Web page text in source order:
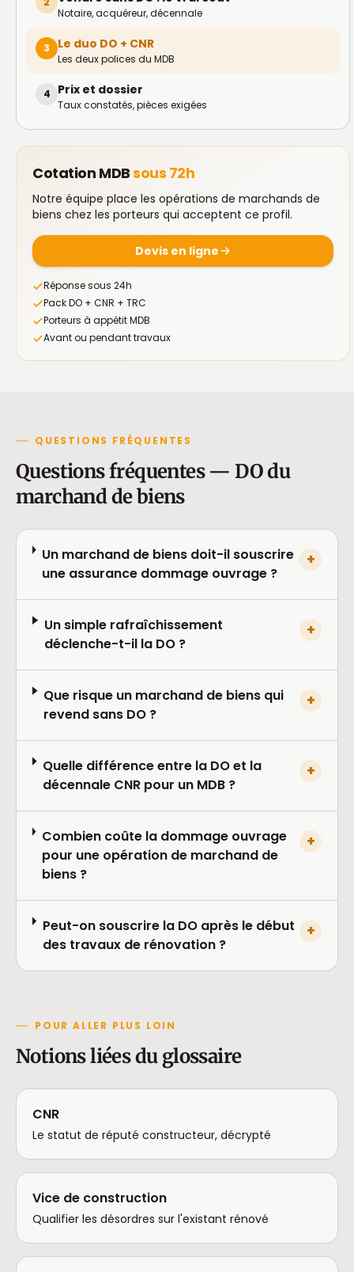
Notaire, acquéreur, décennale
3 Le duo DO + CNR
Les deux polices du MDB
4 Prix et dossier
Taux constatés, pièces exigées
Cotation MDBsous 72h
Notre équipe place les opérations de marchands de
biens chez les porteurs qui acceptent ce profil.
Devis en ligne
Réponse sous 24h
Pack DO + CNR + TRC
Porteurs à appétit MDB
Avant ou pendant travaux
QUESTIONS FRÉQUENTES
Questions fréquentes — DO du
marchand de biens
Un marchand de biens doit-il souscrire
une assurance dommage ouvrage ?
+
Un simple rafraîchissement
déclenche-t-il la DO ?
+
Que risque un marchand de biens qui
revend sans DO ?
+
Quelle différence entre la DO et la
décennale CNR pour un MDB ?
+
Combien coûte la dommage ouvrage
pour une opération de marchand de
biens ?
+
Peut-on souscrire la DO après le début
des travaux de rénovation ?
+
POUR ALLER PLUS LOIN
Notions liées du glossaire
CNR
Le statut de réputé constructeur, décrypté
Vice de construction
Qualifier les désordres sur l'existant rénové